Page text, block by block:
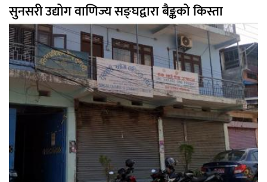
सुनसरी उद्योग वाणिज्य सङ्घद्वारा बैङ्कको किस्ता